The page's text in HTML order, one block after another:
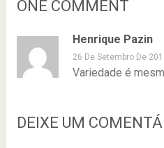
ONE COMMENT
Henrique Pazin
26 De Setembro De
Variedade é
DEIXE UM